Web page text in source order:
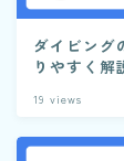
ダイビング
りやすく
19 views